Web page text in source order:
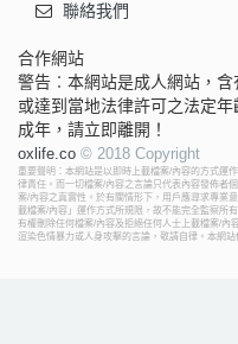
聯絡我們
合作網站
警告︰本網站是成人網站，
或達到當地法律許可之法定
成年，請立即離開！
oxlife.co © 2018 Copyright
重要聲明：本網站是以即時上載檔案/內容的方式運
律責任。而一切檔案/內容之言論只代表內容發佈者
案/內容之真實性。於有關情形下，用戶應尋求專業
載檔案/內容」運作方式所規限，故不能完全監察所
有權刪除任何檔案/內容及拒絕任何人士上載檔案/內
渲染色情暴力或人身攻擊的言論，敬請自律。本網站